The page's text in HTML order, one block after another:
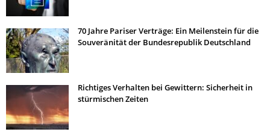
70 Jahre Pariser Verträge: Ein Meilenstein für die
Souveränität der Bundesrepublik Deutschland
Richtiges Verhalten bei Gewittern: Sicherheit in
stürmischen Zeiten